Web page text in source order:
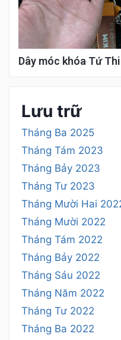
Dây móc khóa Tứ
Lưu trữ
Tháng Ba 2025
Tháng Tám 2023
Tháng Bảy 2023
Tháng Tư 2023
Tháng Mười Hai
Tháng Mười 2022
Tháng Tám 2022
Tháng Bảy 2022
Tháng Sáu 2022
Tháng Năm 2022
Tháng Tư 2022
Tháng Ba 2022